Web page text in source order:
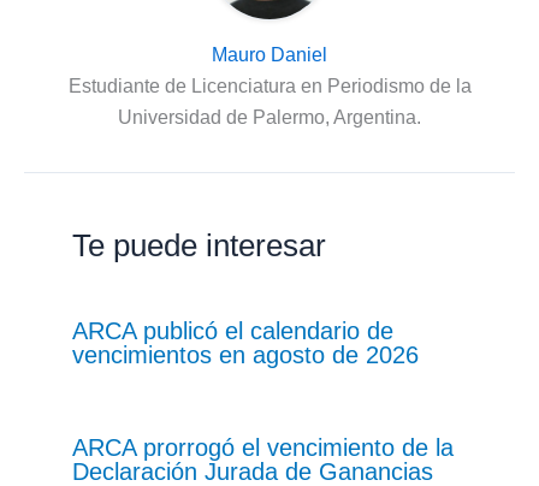
Mauro Daniel
Estudiante de Licenciatura en Periodismo de la
Universidad de Palermo, Argentina.
Te puede interesar
ARCA publicó el calendario de
vencimientos en agosto de 2026
ARCA prorrogó el vencimiento de la
Declaración Jurada de Ganancias